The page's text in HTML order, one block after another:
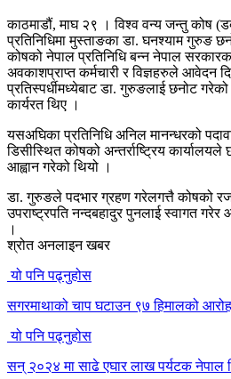
काठमाडौं, माघ २९ । विश्व वन्य जन्तु कोष
प्रतिनिधिमा मुस्ताङका डा. घनश्याम गुरुङ
कोषको नेपाल प्रतिनिधि बन्न नेपाल
अवकाशप्राप्त कर्मचारी र विज्ञहरुले आवेदन
प्रतिस्पर्धीमध्येबाट डा. गुरुङलाई छनोट
कार्यरत थिए ।
यसअघिका प्रतिनिधि अनिल मानन्धरको
डिसीस्थित कोषको अन्तर्राष्ट्रिय
आह्वान गरेको थियो ।
डा. गुरुङले पदभार ग्रहण गरेलगत्तै कोषको
उपराष्ट्रपति नन्दबहादुर पुनलाई स्वागत
।
श्रोत अनलाइन खबर
यो पनि पढ्नुहोस
सगरमाथाको चाप घटाउन ९७ हिमालको
यो पनि पढ्नुहोस
सन् २०२४ मा साढे एघार लाख पर्यटक नेपाल